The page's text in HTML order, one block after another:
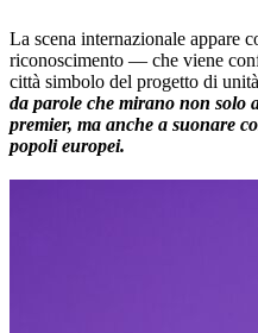
La scena internazionale appare
riconoscimento — che viene
città simbolo del progetto di
da parole che mirano non solo
premier, ma anche a suonare
popoli europei.